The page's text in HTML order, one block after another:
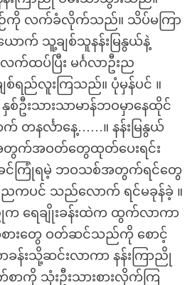
ကို လက်ခံလိုက်သည်။ သိပ်မကြာ
ာက် သူ့ချစ်သူနန်းမြနွယ်နဲ့
ပ်ပြီး မင်္ဂလာဦးည
ရည်လူးကြသည်။ ပုံမှန်ပင် ။
ဦးသားသာမာန်ဘဝမှာနေထိုင်
တနင်္လာနေ့……။ နန်းမြနွယ်
က်အဝတ်တွေထုတ်ပေးရင်း
ခင်ကြုံရမဲ့ ဘဝသစ်အတွက်ရင်တွေ
းညကပင် သည်လောက် ရင်မခုန်ခဲ့ ။
ညိုက ရေချိုးခန်းထဲက ထွက်လာကာ
ားတွေ ဝတ်ဆင်သည်ကို စောင့်
စာခန်းသို့ဆင်းလာကာ နန်းကြာညို
က်စာကို သုံးဦးသားစားလိုက်ကြ